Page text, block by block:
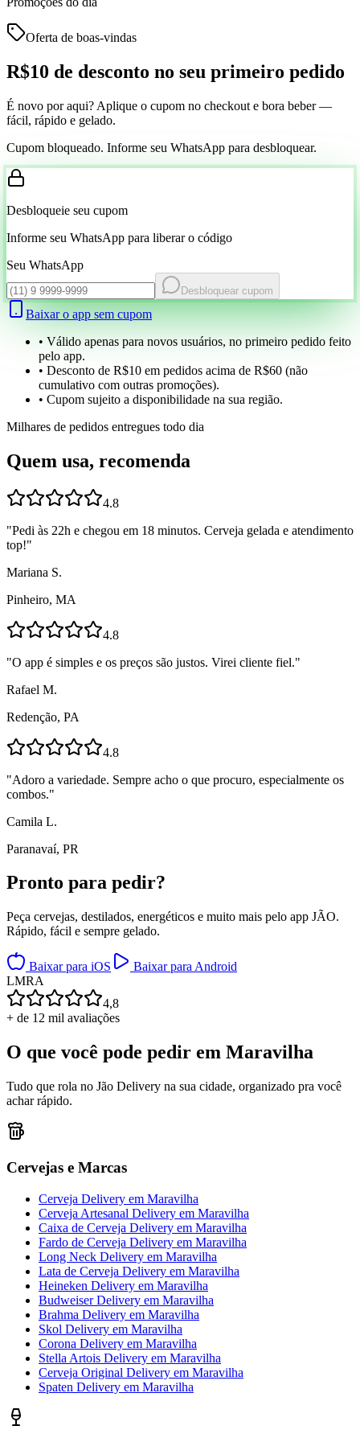
Oferta de boas-vindas
R$10 de desconto no seu primeiro pedido
É novo por aqui? Aplique o cupom no checkout e bora beber —
fácil, rápido e gelado.
Cupom bloqueado. Informe seu WhatsApp para desbloquear.
Desbloqueie seu cupom
Informe seu WhatsApp para liberar o código
Seu WhatsApp
Desbloquear cupom
Baixar o app sem cupom
• Válido apenas para novos usuários, no primeiro pedido feito
pelo app.
• Desconto de R$10 em pedidos acima de R$60 (não
cumulativo com outras promoções).
• Cupom sujeito a disponibilidade na sua região.
Milhares de pedidos entregues todo dia
Quem usa, recomenda
4.8
"Pedi às 22h e chegou em 18 minutos. Cerveja gelada e atendimento
top!"
Mariana S.
Pinheiro, MA
4.8
"O app é simples e os preços são justos. Virei cliente fiel."
Rafael M.
Redenção, PA
4.8
"Adoro a variedade. Sempre acho o que procuro, especialmente os
combos."
Camila L.
Paranavaí, PR
Pronto para pedir?
Peça cervejas, destilados, energéticos e muito mais pelo app JÃO.
Rápido, fácil e sempre gelado.
Baixar para iOS
Baixar para Android
LMRA
4,8
+ de 12 mil avaliações
O que você pode pedir em Maravilha
Tudo que rola no Jão Delivery na sua cidade, organizado pra você
achar rápido.
Cervejas e Marcas
Cerveja Delivery em Maravilha
Cerveja Artesanal Delivery em Maravilha
Caixa de Cerveja Delivery em Maravilha
Fardo de Cerveja Delivery em Maravilha
Long Neck Delivery em Maravilha
Lata de Cerveja Delivery em Maravilha
Heineken Delivery em Maravilha
Budweiser Delivery em Maravilha
Brahma Delivery em Maravilha
Skol Delivery em Maravilha
Corona Delivery em Maravilha
Stella Artois Delivery em Maravilha
Cerveja Original Delivery em Maravilha
Spaten Delivery em Maravilha